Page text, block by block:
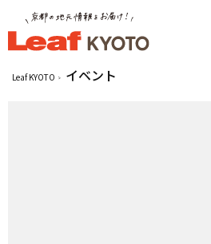
Leaf KYOTO イベント